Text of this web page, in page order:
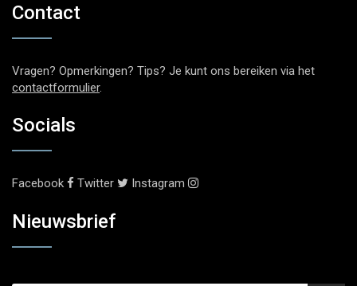
Contact
Vragen? Opmerkingen? Tips? Je kunt ons bereiken via het
contactformulier.
Socials
Facebook Twitter Instagram
Nieuwsbrief